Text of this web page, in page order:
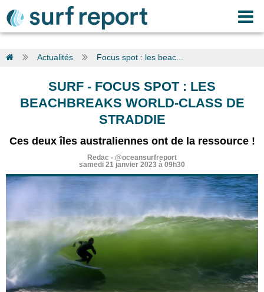
Actualités Focus spot : les beac...
SURF - FOCUS SPOT : LES
BEACHBREAKS WORLD-CLASS DE
STRADDIE
Ces deux îles australiennes ont de la ressource !
Redac - @oceansurfreport
samedi 21 janvier 2023 à 09h30